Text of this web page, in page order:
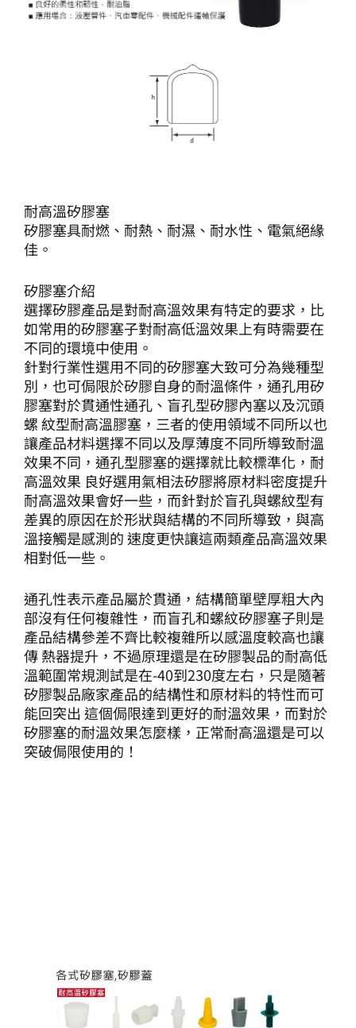
耐高溫矽膠塞
矽膠塞具耐燃、耐熱、耐濕、耐水性、電氣絕緣
佳。
矽膠塞介紹
選擇矽膠產品是對耐高溫效果有特定的要求，比
如常用的矽膠塞子對耐高低溫效果上有時需要在
不同的環境中使用。
針對行業性選用不同的矽膠塞大致可分為幾種型
別，也可侷限於矽膠自身的耐溫條件，通孔用矽
膠塞對於貫通性通孔、盲孔型矽膠內塞以及沉頭
螺 紋型耐高溫膠塞，三者的使用領域不同所以也
讓產品材料選擇不同以及厚薄度不同所導致耐溫
效果不同，通孔型膠塞的選擇就比較標準化，耐
高溫效果 良好選用氣相法矽膠將原材料密度提升
耐高溫效果會好一些，而針對於盲孔與螺紋型有
差異的原因在於形狀與結構的不同所導致，與高
溫接觸是感測的 速度更快讓這兩類產品高溫效果
相對低一些。
通孔性表示產品屬於貫通，結構簡單壁厚粗大內
部沒有任何複雜性，而盲孔和螺紋矽膠塞子則是
產品結構參差不齊比較複雜所以感溫度較高也讓
傳 熱器提升，不過原理還是在矽膠製品的耐高低
溫範圍常規測試是在-40到230度左右，只是隨著
矽膠製品廠家產品的結構性和原材料的特性而可
能回突出 這個侷限達到更好的耐溫效果，而對於
矽膠塞的耐溫效果怎麼樣，正常耐高溫還是可以
突破侷限使用的！